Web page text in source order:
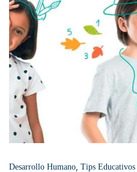
Desarrollo Humano Tips Educativos